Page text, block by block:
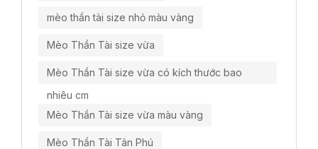
mèo thần tài size nhỏ màu vàng
Mèo Thần Tài size vừa
Mèo Thần Tài size vừa có kích thước bao
nhiêu cm
Mèo Thần Tài size vừa màu vàng
Mèo Thần Tài Tân Phú